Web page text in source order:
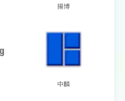
揚博
中麟